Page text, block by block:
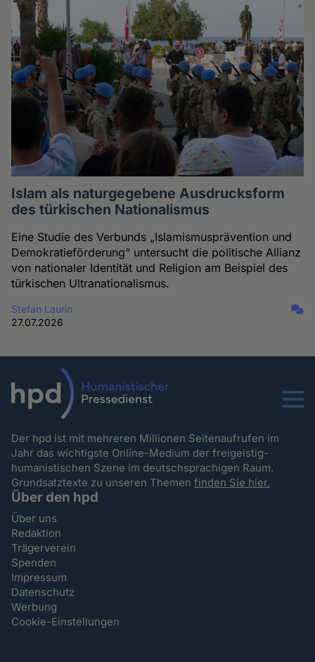
Islam als naturgegebene Ausdrucksform
des türkischen Nationalismus
Eine Studie des Verbunds „Islamismusprävention und
Demokratieförderung“ untersucht die politische Allianz
von nationaler Identität und Religion am Beispiel des
türkischen Ultranationalismus.
Stefan Laurin
27.07.2026
Menu
Der hpd ist mit mehreren Millionen Seitenaufrufen im
Jahr das wichtigste Online-Medium der freigeistig-
humanistischen Szene im deutschsprachigen Raum.
Grundsatztexte zu unseren Themenfinden Sie hier.
Über den hpd
Über uns
Redaktion
Trägerverein
Spenden
Impressum
Datenschutz
Werbung
Cookie-Einstellungen